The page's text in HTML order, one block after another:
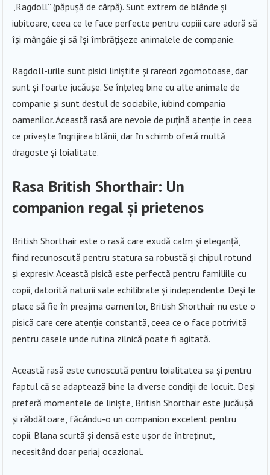
„Ragdoll” (păpușă de cârpă). Sunt extrem de blânde și
iubitoare, ceea ce le face perfecte pentru copiii care adoră să
își mângâie și să își îmbrățișeze animalele de companie.
Ragdoll-urile sunt pisici liniștite și rareori zgomotoase, dar
sunt și foarte jucăușe. Se înțeleg bine cu alte animale de
companie și sunt destul de sociabile, iubind compania
oamenilor. Această rasă are nevoie de puțină atenție în ceea
ce privește îngrijirea blănii, dar în schimb oferă multă
dragoste și loialitate.
Rasa British Shorthair: Un
companion regal și prietenos
British Shorthair este o rasă care exudă calm și eleganță,
fiind recunoscută pentru statura sa robustă și chipul rotund
și expresiv. Această pisică este perfectă pentru familiile cu
copii, datorită naturii sale echilibrate și independente. Deși le
place să fie în preajma oamenilor, British Shorthair nu este o
pisică care cere atenție constantă, ceea ce o face potrivită
pentru casele unde rutina zilnică poate fi agitată.
Această rasă este cunoscută pentru loialitatea sa și pentru
faptul că se adaptează bine la diverse condiții de locuit. Deși
preferă momentele de liniște, British Shorthair este jucăușă
și răbdătoare, făcându-o un companion excelent pentru
copii. Blana scurtă și densă este ușor de întreținut,
necesitând doar periaj ocazional.